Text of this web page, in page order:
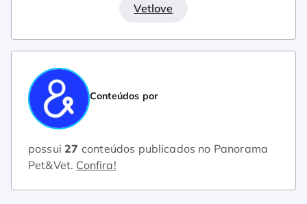
Vetlove
Conteúdos por
possui 27 conteúdos publicados no Panorama
Pet&Vet. Confira!